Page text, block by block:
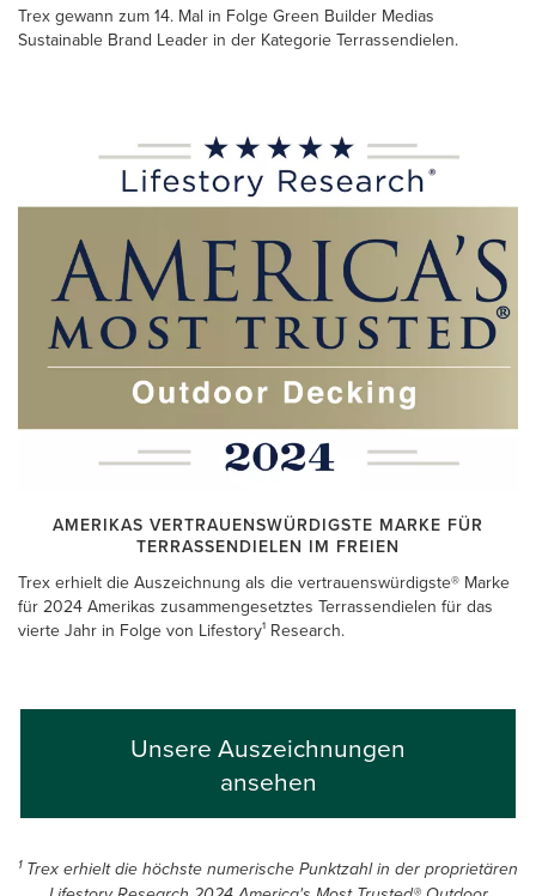
Trex gewann zum 14. Mal in Folge Green Builder Medias
Sustainable Brand Leader in der Kategorie Terrassendielen.
AMERIKAS VERTRAUENSWÜRDIGSTE MARKE FÜR
TERRASSENDIELEN IM FREIEN
Trex erhielt die Auszeichnung als die vertrauenswürdigste® Marke
für 2024 Amerikas zusammengesetztes Terrassendielen für das
vierte Jahr in Folge von Lifestory¹ Research.
Unsere Auszeichnungen
ansehen
1 Trex erhielt die höchste numerische Punktzahl in der proprietären